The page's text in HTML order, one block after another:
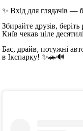
✨ Вхід для глядачів —
Збирайте друзів,
Київ чекав ціле
Бас, драйв, потужні
в Ікспарку! ✨🚗🔊